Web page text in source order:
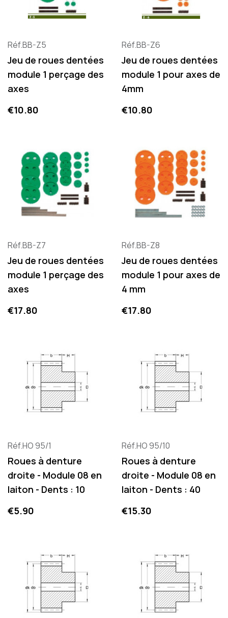
Réf.BB-Z5
Jeu de roues dentées
module 1 perçage des
axes
Price
€10.80
Réf.BB-Z6
Jeu de roues dentées
module 1 pour axes de
4mm
Price
€10.80
Réf.BB-Z7
Jeu de roues dentées
module 1 perçage des
axes
Price
€17.80
Réf.BB-Z8
Jeu de roues dentées
module 1 pour axes de
4 mm
Price
€17.80
Réf.HO 95/1
Roues à denture
droite - Module 08 en
laiton - Dents : 10
Price
€5.90
Réf.HO 95/10
Roues à denture
droite - Module 08 en
laiton - Dents : 40
Price
€15.30